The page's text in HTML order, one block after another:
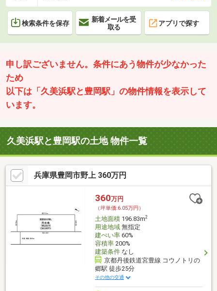
検索条件を保存
新着メールを受
取る
アプリで探す
申し訳ございません。条件にあう物件が少なかった
ため
以下は「久美浜駅と豊岡駅」の物件情報を表示して
います。
久美浜駅と豊岡駅の土地 物件一覧
兵庫県豊岡市野上 360万円
360万円
（坪単価:6.05万円）
土地面積196.83m2
用途地域無指定
建ぺい率60%
容積率200%
建築条件なし
京都丹後鉄道宮豊線 コウノトリの
郷駅 徒歩25分
その他の交通